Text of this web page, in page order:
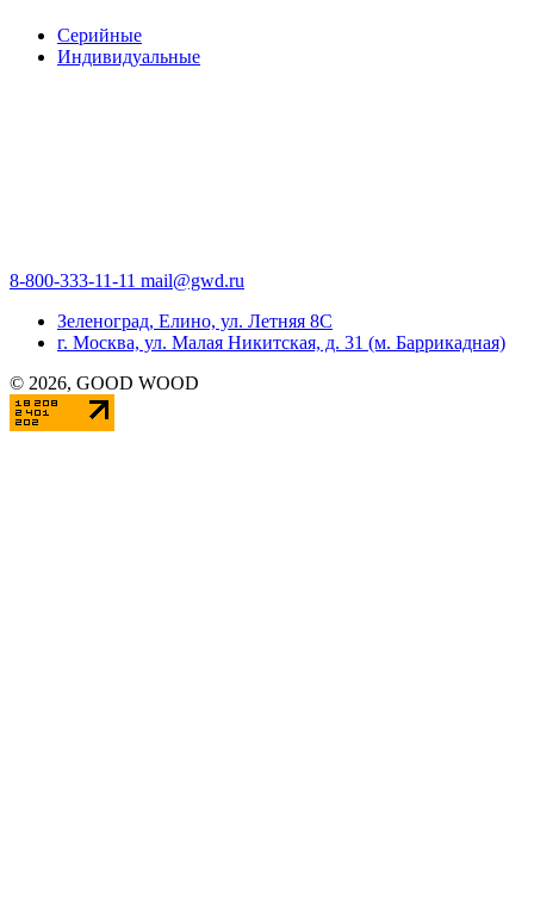
Серийные
Индивидуальные
8-800-333-11-11 mail@gwd.ru
Зеленоград, Елино, ул. Летняя 8С
г. Москва, ул. Малая Никитская, д. 31 (м. Баррикадная)
© 2026, GOOD WOOD